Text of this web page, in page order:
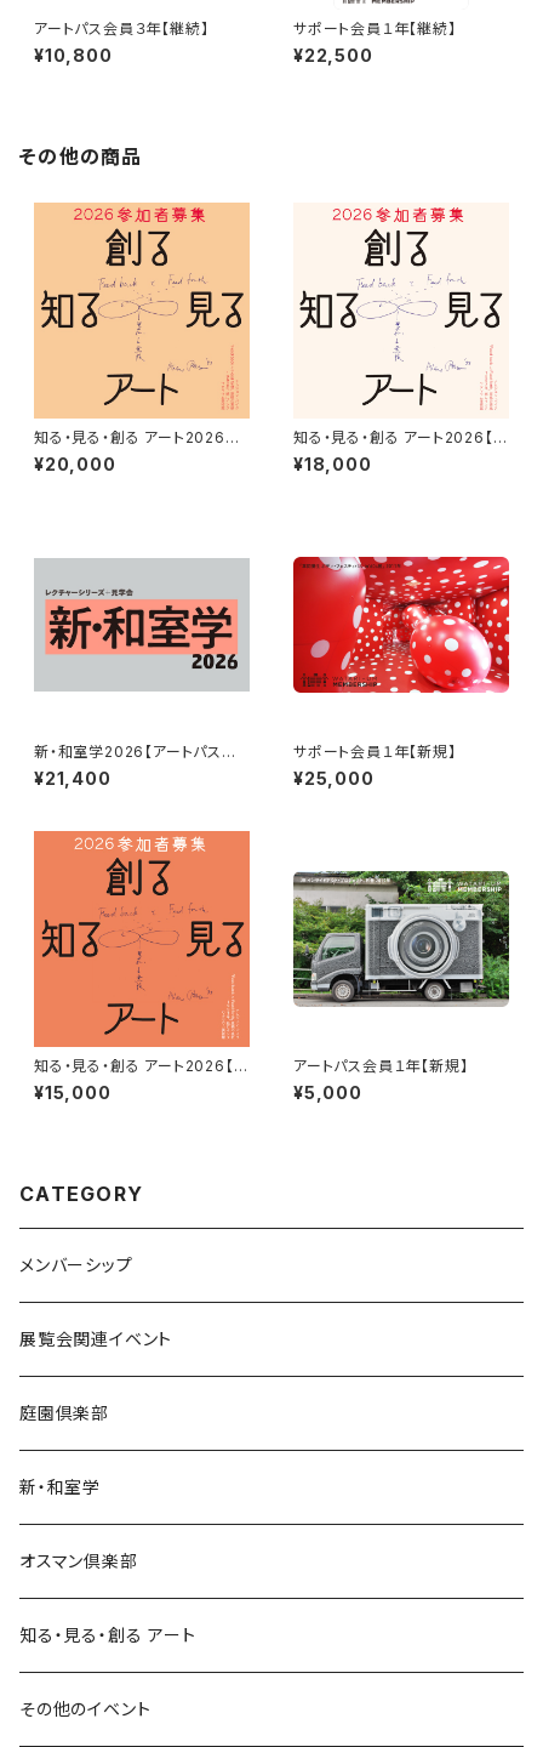
アートパス会員３年【継続】
¥10,800
サポート会員１年【継続】
¥22,500
その他の商品
知る・見る・創る アート2026
【一般料金】
¥20,000
知る・見る・創る アート2026【ア
ートパス会員】
¥18,000
新・和室学2026【アートパス会
員料金】
¥21,400
サポート会員１年【新規】
¥25,000
知る・見る・創る アート2026【サ
ポート会員】
¥15,000
アートパス会員１年【新規】
¥5,000
CATEGORY
メンバーシップ
展覧会関連イベント
庭園倶楽部
新・和室学
オスマン倶楽部
知る・見る・創る アート
その他のイベント